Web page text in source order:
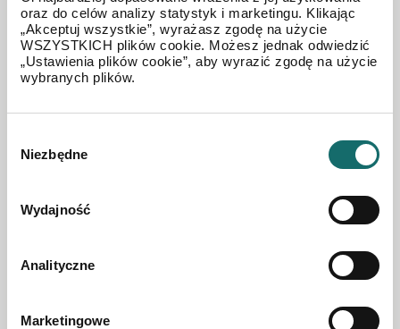
oraz do celów analizy statystyk i marketingu. Klikając
„Akceptuj wszystkie”, wyrażasz zgodę na użycie
WSZYSTKICH plików cookie. Możesz jednak odwiedzić
„Ustawienia plików cookie”, aby wyrazić zgodę na użycie
wybranych plików.
zgody
Niezbędne
Wydajność
Analityczne
Marketingowe